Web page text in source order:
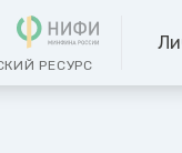
РЕСУРС